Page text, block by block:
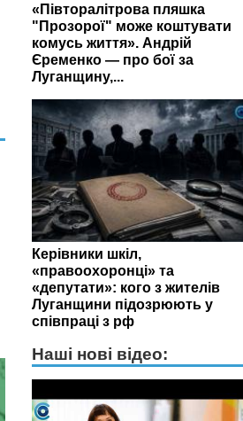
«Півторалітрова пляшка
"Прозорої" може коштувати
комусь життя». Андрій
Єременко — про бої за
Луганщину,...
Керівники шкіл,
«правоохоронці» та
«депутати»: кого з жителів
Луганщини підозрюють у
співпраці з рф
Наші нові відео: